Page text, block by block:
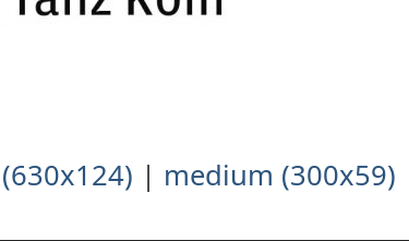
| medium (300x59)